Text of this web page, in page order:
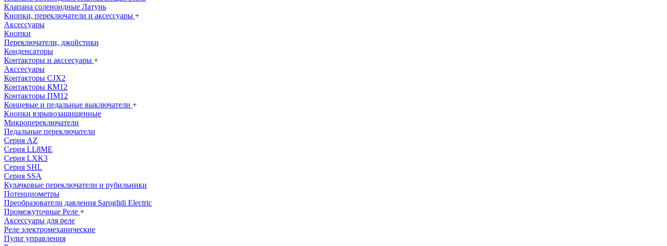
Клапана соленоидные Латунь
Кнопки, переключатели и аксессуары +
Аксессуары
Кнопки
Переключатели, джойстики
Конденсаторы
Контакторы и акссесуары +
Акссесуары
Контакторы CJX2
Контакторы КМ12
Контакторы ПМ12
Концевые и педальные выключатели +
Кнопки взрывозащищенные
Микропереключатели
Педальные переключатели
Серия AZ
Серия LL8ME
Серия LXK3
Серия SHL
Серия SSA
Кулачковые переключатели и рубильники
Потенциометры
Преобразователи давления Saroglidi Electric
Промежуточные Реле +
Аксессуары для реле
Реле электромеханические
Пульт управления